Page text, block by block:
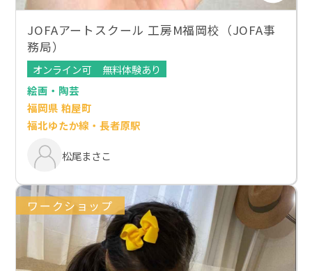
JOFAアートスクール 工房M福岡校（JOFA事
務局）
オンライン可
無料体験あり
絵画・陶芸
福岡県 粕屋町
福北ゆたか線・長者原駅
松尾まさこ
ワークショップ